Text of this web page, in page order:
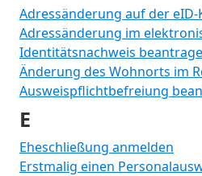
Adressänderung auf der
Adressänderung im
Identitätsnachweis
Änderung des Wohnorts im
Ausweispflichtbefreiung
E
Eheschließung anmelden
Erstmalig einen